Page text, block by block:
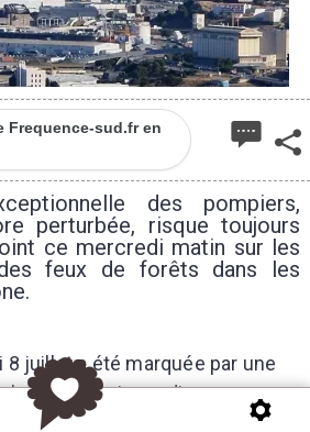
Frequence-sud.fr en
des pompiers,
perturbée, risque toujours
ce mercredi matin sur les
feux de forêts dans les
8 juillet a été marquée par une
le front des incendies pour ce
40 interventions ont été